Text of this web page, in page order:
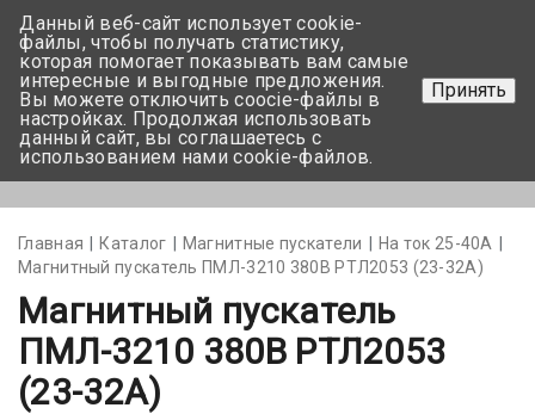
+375 17-350-99-56
+375 44-752-82-08
Задать вопрос
Главная Каталог Магнитные пускатели
На ток 25-40А
Магнитный пускатель ПМЛ-3210 380В РТЛ2053 (23-32А)
Магнитный пускатель
ПМЛ-3210 380В РТЛ2053
(23-32А)
Данный веб-сайт использует cookie-
файлы, чтобы получать статистику,
которая помогает показывать вам самые
интересные и выгодные предложения.
Вы можете отключить coocie-файлы в
настройках. Продолжая использовать
данный сайт, вы соглашаетесь с
использованием нами cookie-файлов.
Принять